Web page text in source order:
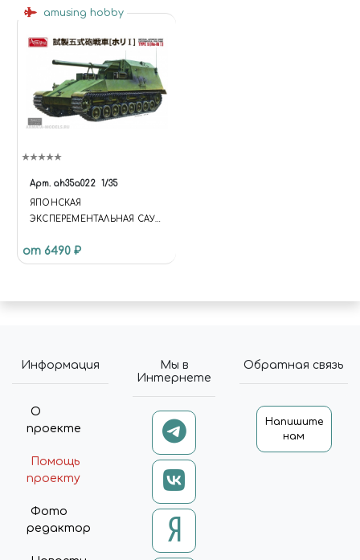
amusing hobby
Арт. ah35a022 1/35
ЯПОНСКАЯ
ЭКСПЕРЕМЕНТАЛЬНАЯ САУ
TYPE 5 (HO-RI I)
от 6490 ₽
Информация
О
проекте
Помощь
проекту
Фото
редактор
Мы в
Интернете
Обратная связь
Напишите
нам